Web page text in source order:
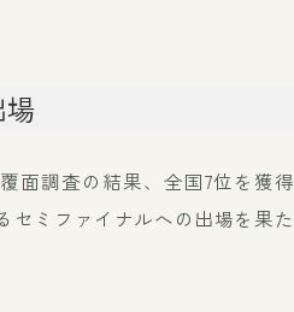
面調査の結果、全国7位を獲得
セミファイナルへの出場を果た